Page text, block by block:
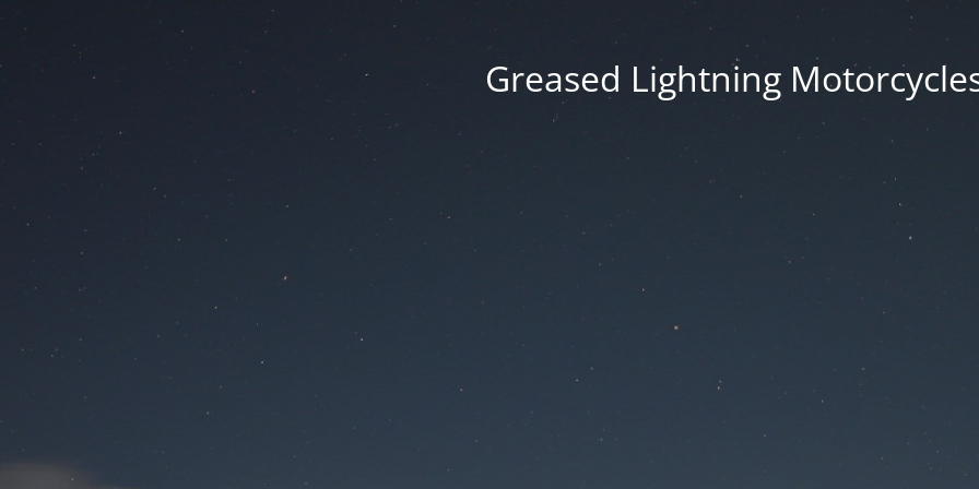
Greased Lightning